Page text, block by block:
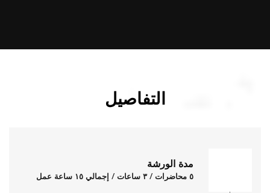
التفاصيل
مدة الورشة
٥ محاضرات / ٣ ساعات / إجمالي ١٥ ساعة عمل